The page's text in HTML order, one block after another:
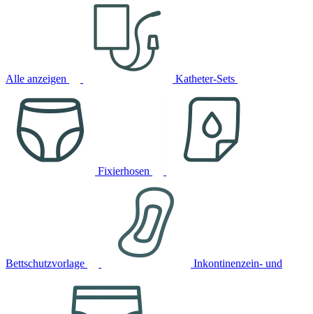
Alle anzeigen Katheter-Sets
Fixierhosen
Bettschutzvorlage Inkontinenzein- und